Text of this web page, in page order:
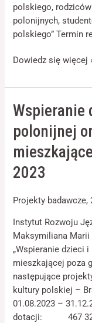
polskiego,
polonijnych,
polskiego” Termin
Dowiedz się więcej
Wspieranie
polonijnej
2023
Projekty badawcze,
Instytut Rozwoju
Maksymiliana
„Wspieranie dzieci
mieszkającej poza
następujące
kultury polskiej –
01.08.2023 –
dotacji: 467
Wspieranie
dzieci
młodzieży
polonijnej
oraz
mieszkającej
granicami
Polski
2023